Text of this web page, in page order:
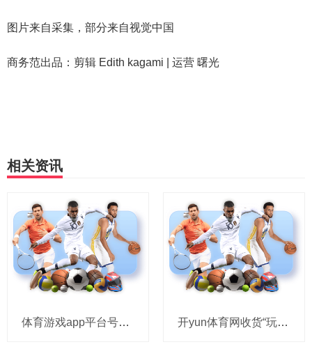
图片来自采集，部分来自视觉中国
商务范出品：剪辑 Edith kagami | 运营 曙光
相关资讯
体育游戏app平台号称“宠猫界天花板”-开云·kaiyun体育(中国)官方网站 登录入口 开yun体育网收货“玩球”奖励……张开剩余66%值得一提的是-开云·kaiyun体育(中国)官方网站